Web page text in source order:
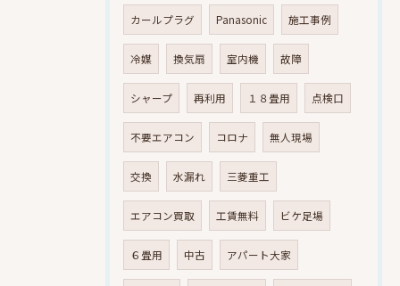
カールプラグ Panasonic 施工事例
冷媒 換気扇 室内機 故障
シャープ 再利用 １８畳用 点検口
不要エアコン コロナ 無人現場
交換 水漏れ 三菱重工
エアコン買取 工賃無料 ビケ足場
６畳用 中古 アパート大家